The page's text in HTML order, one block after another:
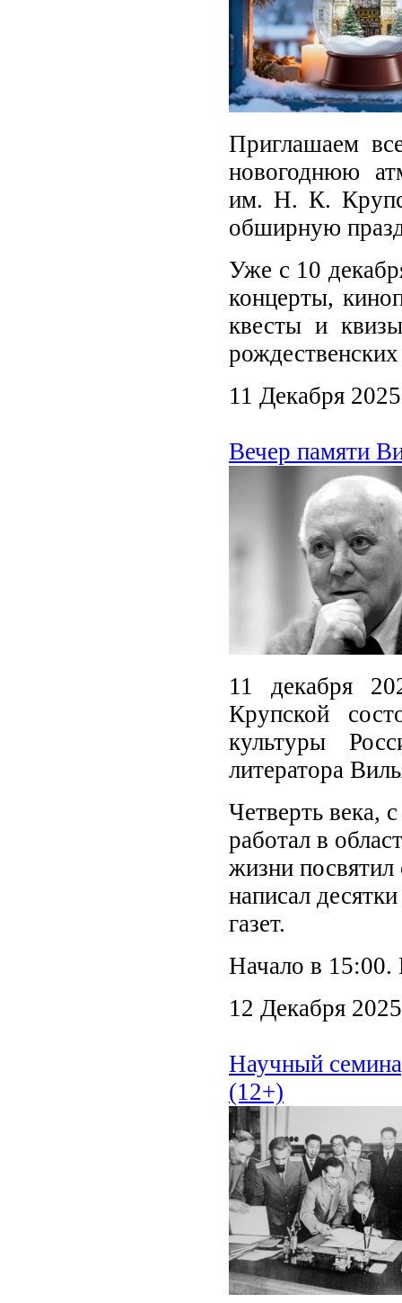
Приглашаем
новогоднюю
им. Н. К.
обширную
Уже с 10
концерты,
квесты и
11 Декабря 2025
Вечер памяти
11 декабря
Крупской
культуры
литератора
Четверть века,
работал в
жизни посвятил
написал
газет.
Начало в 15:00.
12 Декабря 2025
Научный
(12+)